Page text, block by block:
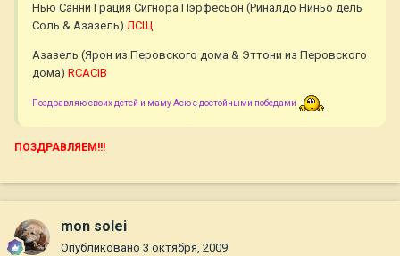
Нью Санни Грация Сигнора Пэрфесьон (Риналдо Ниньо дель
Соль & Азазель)ЛСЩ
Азазель (Ярон из Перовского дома & Эттони из Перовского
дома) RCACIB
Поздравляю своих детей и маму Асю с достойными победами
ПОЗДРАВЛЯЕМ!!!
mon solei
Опубликовано 3 октября, 2009